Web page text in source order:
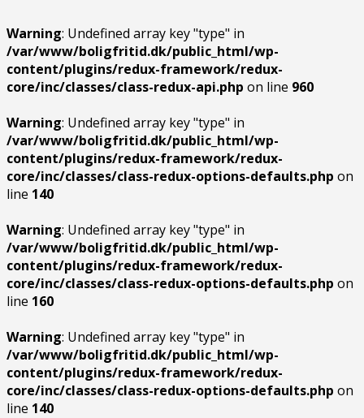
Warning: Undefined array key "type" in
/var/www/boligfritid.dk/public_html/wp-
content/plugins/redux-framework/redux-
core/inc/classes/class-redux-api.php on line 960
Warning: Undefined array key "type" in
/var/www/boligfritid.dk/public_html/wp-
content/plugins/redux-framework/redux-
core/inc/classes/class-redux-options-defaults.php on
line 140
Warning: Undefined array key "type" in
/var/www/boligfritid.dk/public_html/wp-
content/plugins/redux-framework/redux-
core/inc/classes/class-redux-options-defaults.php on
line 160
Warning: Undefined array key "type" in
/var/www/boligfritid.dk/public_html/wp-
content/plugins/redux-framework/redux-
core/inc/classes/class-redux-options-defaults.php on
line 140